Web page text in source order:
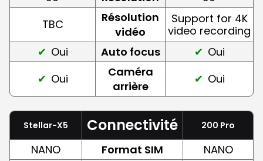
TBC
Résolution
vidéo
Support for 4K
video recording
Oui
Auto focus
Oui
Oui
Caméra
arrière
Oui
Stellar-X5 Connectivité 200 Pro
NANO Format SIM
NANO